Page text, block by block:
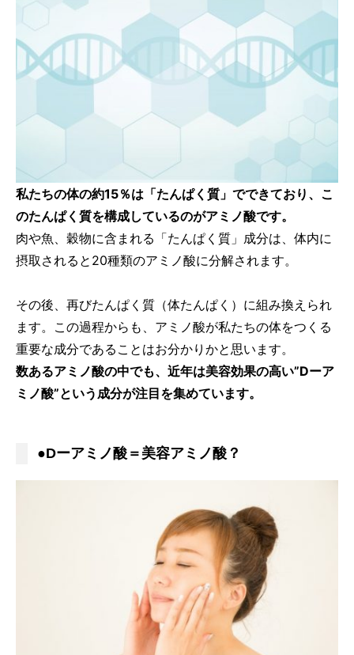
私たちの体の約15％は「たんぱく質」でできており、こ
のたんぱく質を構成しているのがアミノ酸です。
肉や魚、穀物に含まれる「たんぱく質」成分は、体内に
摂取されると20種類のアミノ酸に分解されます。
その後、再びたんぱく質（体たんぱく）に組み換えられ
ます。この過程からも、アミノ酸が私たちの体をつくる
重要な成分であることはお分かりかと思います。
数あるアミノ酸の中でも、近年は美容効果の高い”Dーア
ミノ酸”という成分が注目を集めています。
●Dーアミノ酸＝美容アミノ酸？